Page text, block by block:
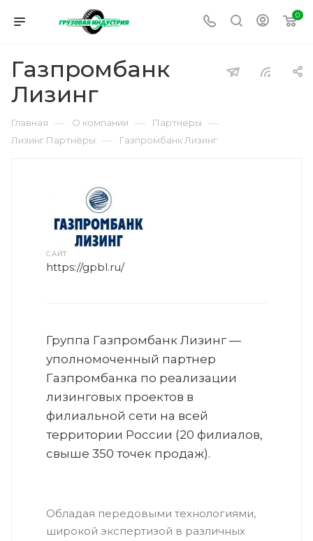
0
Газпромбанк
Лизинг
Главная — О компании — Партнеры —
Лизинг Партнёры — Газпромбанк Лизинг
САЙТ
https://gpbl.ru/
Группа Газпромбанк Лизинг —
уполномоченный партнер
Газпромбанка по реализации
лизинговых проектов в
филиальной сети на всей
территории России (20 филиалов,
свыше 350 точек продаж).
Обладая передовыми технологиями,
широкой экспертизой в различных